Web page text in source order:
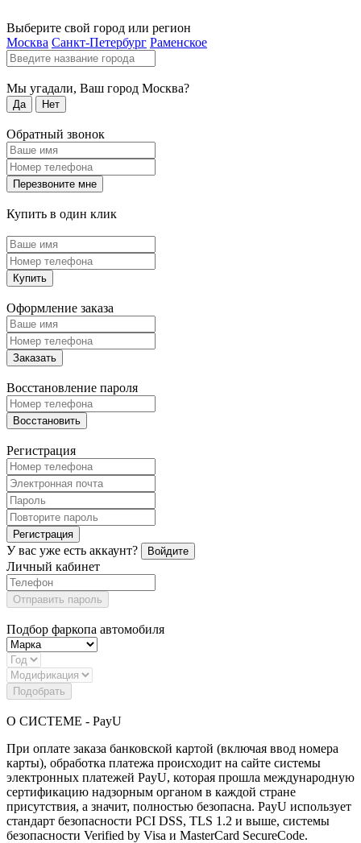
Выберите свой город или регион
Москва Санкт-Петербург Раменское
Мы угадали, Ваш город Москва?
Да Нет
Обратный звонок
Перезвоните мне
Купить в один клик
Купить
Оформление заказа
Заказать
Восстановление пароля
Восстановить
Регистрация
Регистрация
У вас уже есть аккаунт? Войдите
Личный кабинет
Отправить пароль
Подбор фаркопа автомобиля
Подобрать
О СИСТЕМЕ - PayU
При оплате заказа банковской картой (включая ввод номера
карты), обработка платежа происходит на сайте системы
электронных платежей PayU, которая прошла международную
сертификацию надзорным органом в каждой стране
присутствия, а значит, полностью безопасна. PayU использует
стандарт безопасности PCI DSS, TLS 1.2 и выше, системы
безопасности Verified by Visa и MasterCard SecureCode.